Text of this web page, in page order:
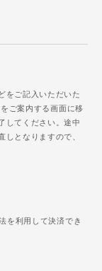
をご記入いただいた
ご案内する画面に移
してください。途中
となりますので、
を利用して決済でき